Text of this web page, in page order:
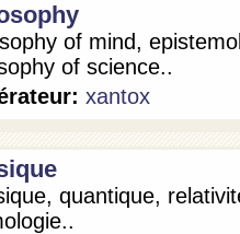
of mind,
of science..
xantox
quantique,